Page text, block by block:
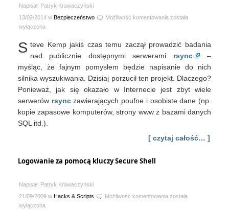
Napisał: Patryk Krawaczyński
13/02/2014 w Bezpieczeństwo Możliwość komentowania Zabezpiecz
eRsynkowe,
proszę
została
wyłączona
S teve Kemp jakiś czas temu zaczął prowadzić badania
nad publicznie dostępnymi serwerami rsync
–
myśląc, że fajnym pomysłem będzie napisanie do nich
silnika wyszukiwania. Dzisiaj porzucił ten projekt. Dlaczego?
Ponieważ, jak się okazało w Internecie jest zbyt wiele
serwerów rsynczawierających poufne i osobiste dane (np.
kopie zapasowe komputerów, strony www z bazami danych
SQL itd.).
[ czytaj całość… ]
Logowanie za pomocą kluczy Secure Shell
Napisał: Patryk Krawaczyński
21/09/2009 w Hacks & Scripts Możliwość komentowania Logowanie
została
wyłączona